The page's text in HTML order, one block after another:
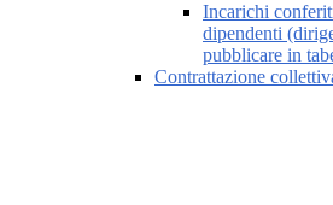
Incarichi
dipendenti
pubblicare in
Contrattazione